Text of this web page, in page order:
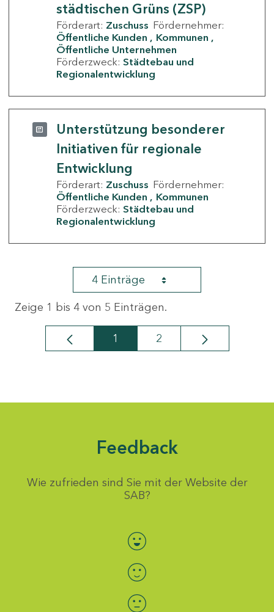
städtischen Grüns (ZSP)
Förderart: Zuschuss Fördernehmer:
Öffentliche Kunden
Kommunen
Öffentliche Unternehmen
Förderzweck: Städtebau und
Regionalentwicklung
Unterstützung besonderer
Initiativen für regionale
Entwicklung
Förderart: Zuschuss Fördernehmer:
Öffentliche Kunden
Kommunen
Förderzweck: Städtebau und
Regionalentwicklung
4 Einträge
Zeige 1 bis 4 von 5 Einträgen.
Seite
1 Seite
2
Feedback
Wie zufrieden sind Sie mit der Website der
SAB?
Bewertung auswählen